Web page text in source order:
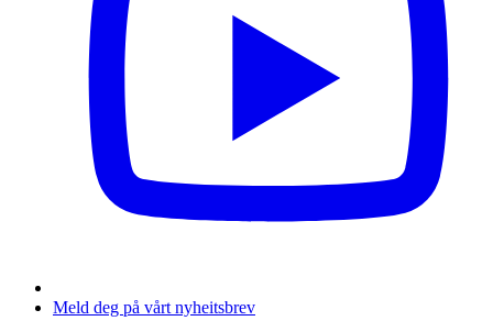
Meld deg på vårt nyheitsbrev